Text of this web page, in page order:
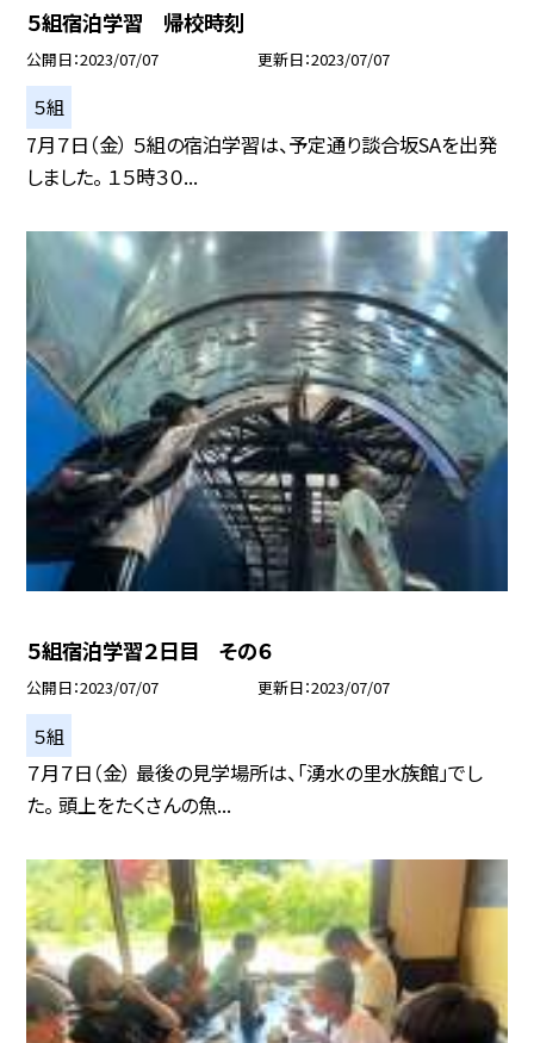
５組宿泊学習 帰校時刻
公開日 2023/07/07 更新日 2023/07/07
５組
7月７日（金） ５組の宿泊学習は、予定通り談合坂SAを出発
しました。 １５時３０...
５組宿泊学習２日目 その６
公開日 2023/07/07 更新日 2023/07/07
５組
７月７日（金） 最後の見学場所は、「湧水の里水族館」でし
た。 頭上をたくさんの魚...